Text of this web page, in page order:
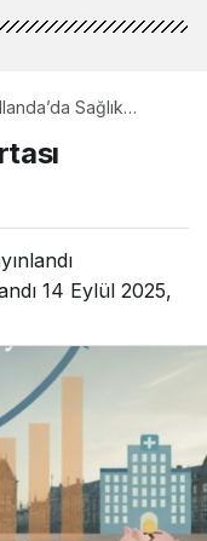
Sağlık
14 Eylül 2025,